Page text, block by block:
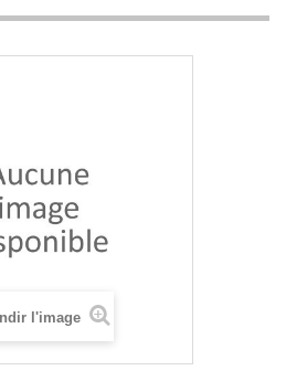
l'image